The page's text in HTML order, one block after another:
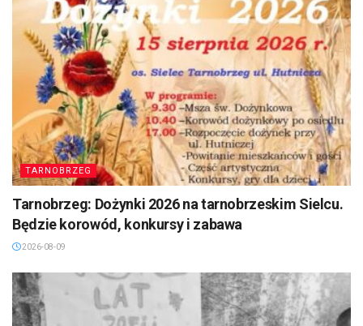
TARNOBRZEG
Tarnobrzeg: Dożynki 2026 na tarnobrzeskim Sielcu.
Będzie korowód, konkursy i zabawa
2026-08-09